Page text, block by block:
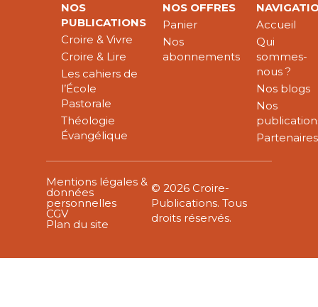
NOS
PUBLICATIONS
Croire & Vivre
Croire & Lire
Les cahiers de
l’École
Pastorale
Théologie
Évangélique
NOS OFFRES
Panier
Nos
abonnements
Accueil
Qui
sommes-
nous ?
Nos blogs
Nos
Partenaires
Mentions légales &
données
personnelles
CGV
Plan du site
© 2026 Croire-
Publications. Tous
droits réservés.